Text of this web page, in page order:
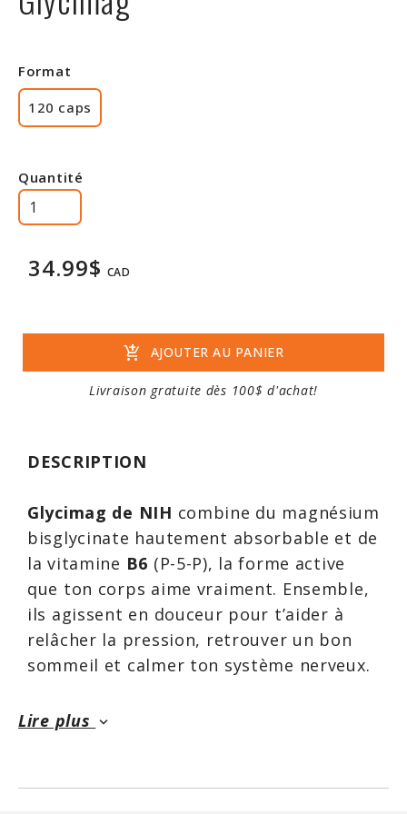
Format
120 caps
Quantité
34.99$ CAD
add_shopping_cart AJOUTER AU PANIER
Livraison gratuite dès 100$ d'achat!
DESCRIPTION
Glycimag de NIH combine du magnésium
bisglycinate hautement absorbable et de
la vitamine B6 (P-5-P), la forme active
que ton corps aime vraiment. Ensemble,
ils agissent en douceur pour t’aider à
relâcher la pression, retrouver un bon
sommeil et calmer ton système nerveux.
Produit du Québec, ce supplément
estsans gluten, végane
bien-être.
Lire plus keyboard_arrow_down
Rabais